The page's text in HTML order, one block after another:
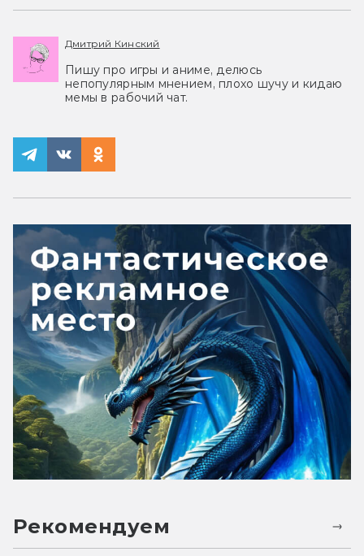
Дмитрий Кинский
Пишу про игры и аниме, делюсь
непопулярным мнением, плохо шучу и кидаю
мемы в рабочий чат.
Рекомендуем